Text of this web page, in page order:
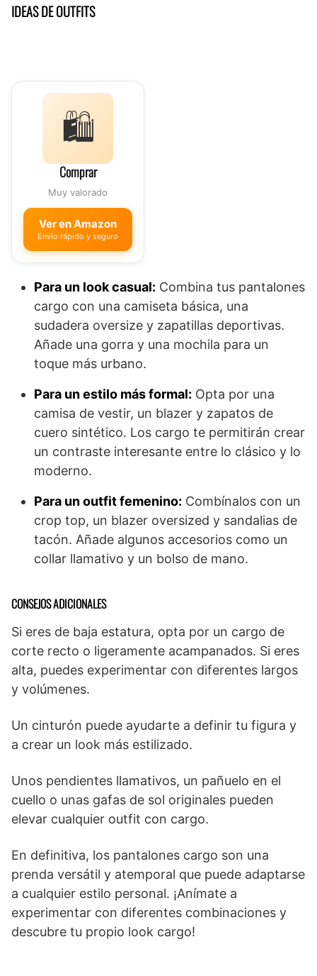
IDEAS DE OUTFITS
🛍️
Comprar
Muy valorado
Ver en Amazon
Envío rápido y seguro
Para un look casual: Combina tus pantalones
cargo con una camiseta básica, una
sudadera oversize y zapatillas deportivas.
Añade una gorra y una mochila para un
toque más urbano.
Para un estilo más formal: Opta por una
camisa de vestir, un blazer y zapatos de
cuero sintético. Los cargo te permitirán crear
un contraste interesante entre lo clásico y lo
moderno.
Para un outfit femenino: Combínalos con un
crop top, un blazer oversized y sandalias de
tacón. Añade algunos accesorios como un
collar llamativo y un bolso de mano.
CONSEJOS ADICIONALES
Si eres de baja estatura, opta por un cargo de
corte recto o ligeramente acampanados. Si eres
alta, puedes experimentar con diferentes largos
y volúmenes.
Un cinturón puede ayudarte a definir tu figura y
a crear un look más estilizado.
Unos pendientes llamativos, un pañuelo en el
cuello o unas gafas de sol originales pueden
elevar cualquier outfit con cargo.
En definitiva, los pantalones cargo son una
prenda versátil y atemporal que puede adaptarse
a cualquier estilo personal. ¡Anímate a
experimentar con diferentes combinaciones y
descubre tu propio look cargo!